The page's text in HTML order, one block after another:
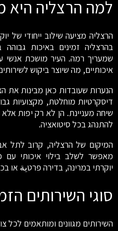
למה הרצליה היא
הרצליה מציעה שילוב ייחודי של
בהרצליה זמינים באיכות
שמעריך רמה. העיר מושכת אנשי
איכותיים, מה שיוצר ביקוש
הנערות שעובדות כאן מבינות את
דיסקרטיות מוחלטת, מקצועיות
שיחה מעניינת. הן לא רק יפות
להתנהג בכל סיטואציה.
המיקום של הרצליה, קרוב לתל
מאפשר לשלב בילוי איכותי עם
יוקרתי במרינה, בדירה פרטية או
סוגי השירותים
השירותים מגוונים ומותאמים לכל